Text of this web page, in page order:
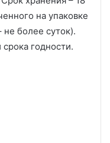
на упаковке
не более суток).
годности.